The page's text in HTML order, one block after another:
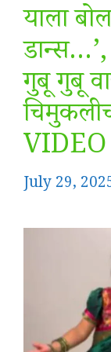
याला
गुबू गुबू
VIDEO
July 29,